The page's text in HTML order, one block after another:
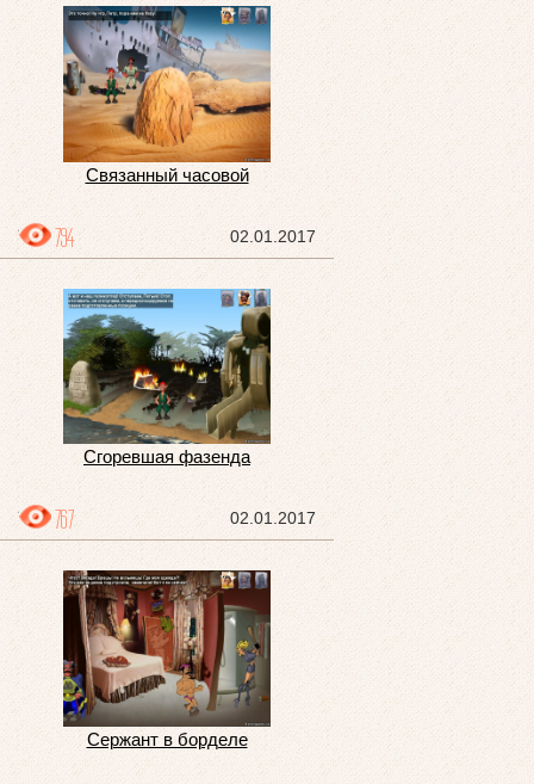
Связанный часовой
02.01.2017
794
Сгоревшая фазенда
02.01.2017
767
Сержант в борделе